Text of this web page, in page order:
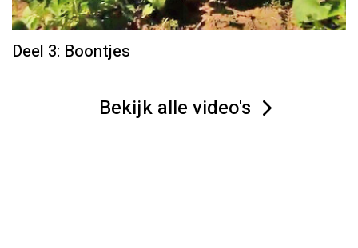
Deel 3: Boontjes
Bekijk alle video's